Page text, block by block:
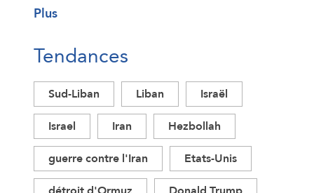
Plus
Tendances
Sud-Liban Liban
Israël
Israel
Iran
Hezbollah
guerre contre l'Iran
Etats-Unis